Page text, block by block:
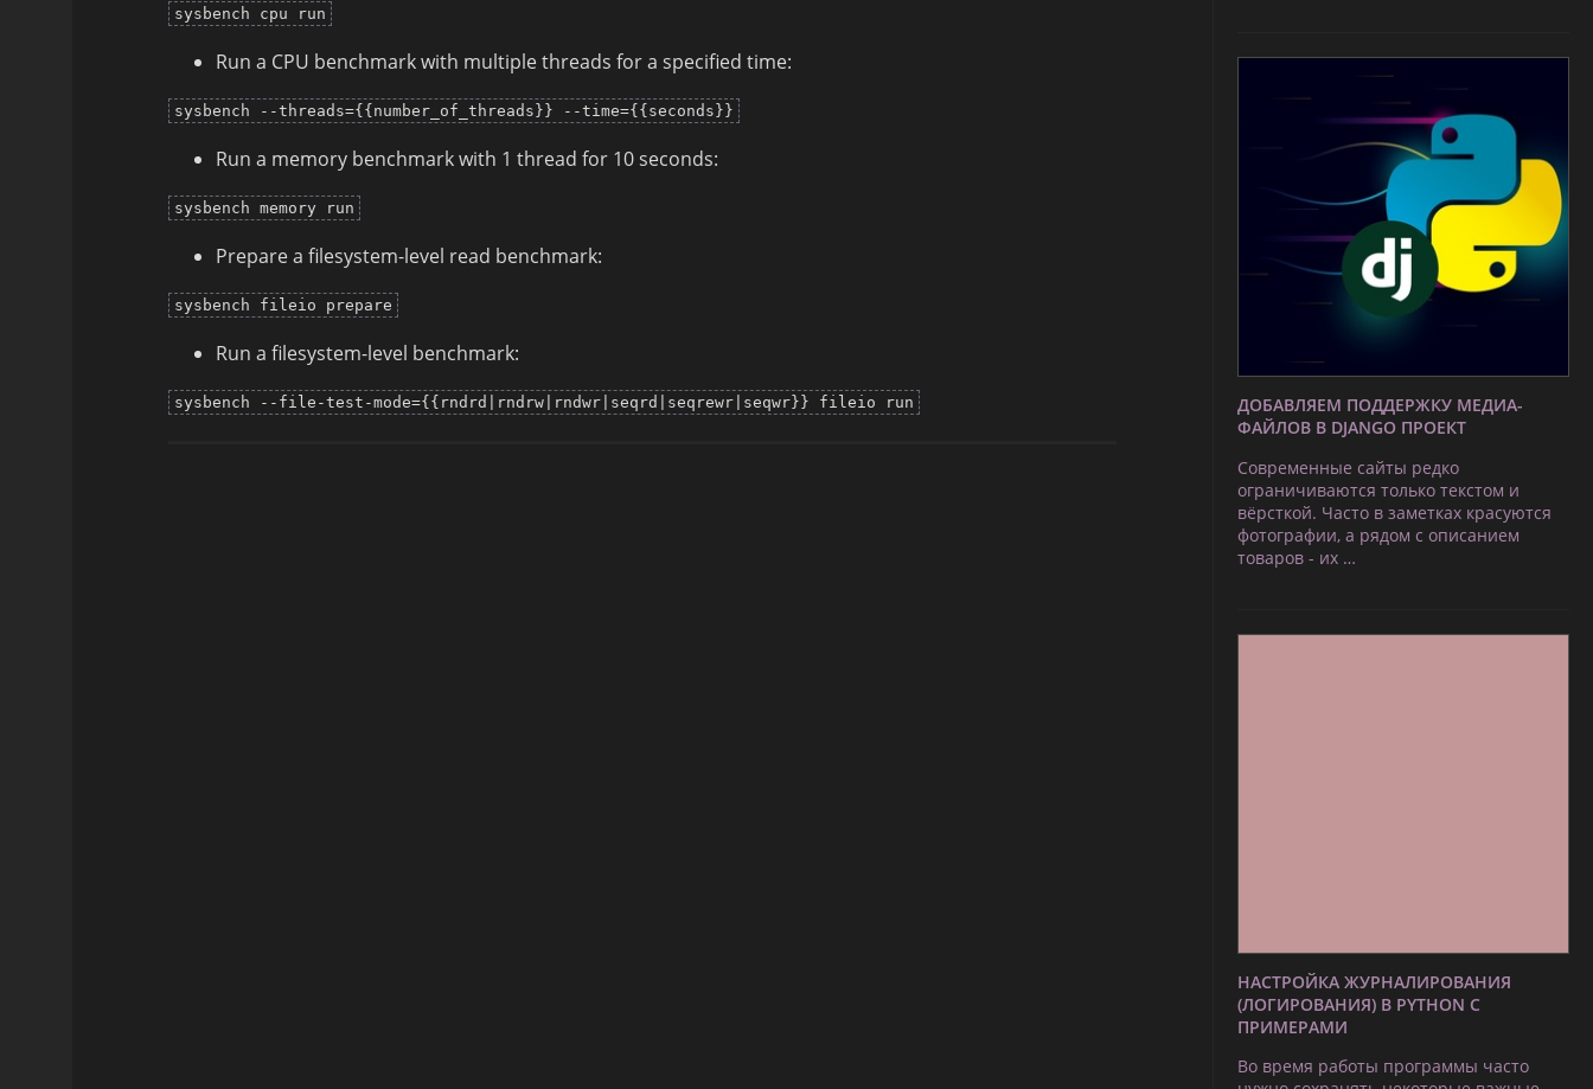
sysbench cpu run
Run a CPU benchmark with multiple threads for a specified time:
sysbench --threads={{number_of_threads}} --time={{seconds}}
Run a memory benchmark with 1 thread for 10 seconds:
sysbench memory run
Prepare a filesystem-level read benchmark:
sysbench fileio prepare
Run a filesystem-level benchmark:
sysbench --file-test-mode={{rndrd|rndrw|rndwr|seqrd|seqrewr|seqwr}} fileio run
ДОБАВЛЯЕМ ПОДДЕРЖКУ МЕДИА-
ФАЙЛОВ В DJANGO ПРОЕКТ
Современные сайты редко
ограничиваются только текстом и
вёрсткой. Часто в заметках красуются
фотографии, а рядом с описанием
товаров - их …
НАСТРОЙКА ЖУРНАЛИРОВАНИЯ
(ЛОГИРОВАНИЯ) В PYTHON С
ПРИМЕРАМИ
Во время работы программы часто